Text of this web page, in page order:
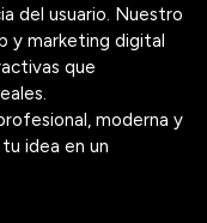
del usuario. Nuestro
y marketing digital
que
moderna y
idea en un